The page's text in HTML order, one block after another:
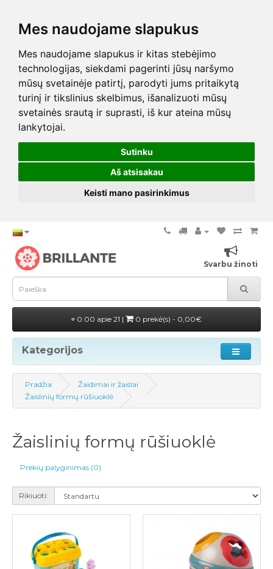
Mes naudojame slapukus
Mes naudojame slapukus ir kitas stebėjimo
technologijas, siekdami pagerinti jūsų naršymo
mūsų svetainėje patirtį, parodyti jums pritaikytą
turinį ir tikslinius skelbimus, išanalizuoti mūsų
svetainės srautą ir suprasti, iš kur ateina mūsų
lankytojai.
Sutinku
Aš atsisakau
Keisti mano pasirinkimus
Svarbu žinoti
0.00 apie 21 | 0 prekė(s) - 0,00€
Kategorijos
Pradžia
Žaidimai ir žaislai
Žaislinių formų rūšiuoklė
Žaislinių formų rūšiuoklė
Prekių palyginimas (0)
Rikiuoti: